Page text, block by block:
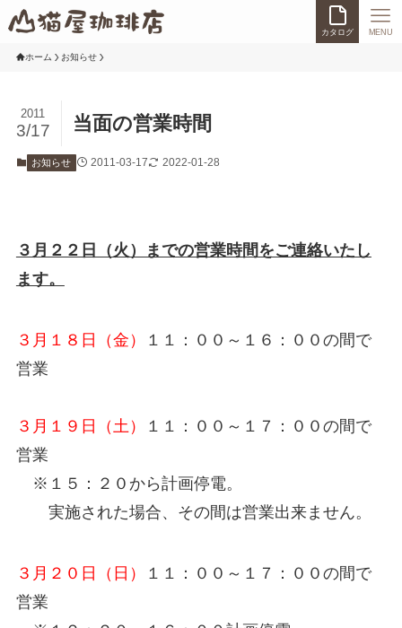
カタログ MENU
ホーム お知らせ
当面の営業時間
2011
3/17
お知らせ 2011-03-17 2022-01-28
３月２２日（火）までの営業時間をご連絡いたし
ます。
３月１８日（金）
１１：００～１６：００の間で
営業
３月１９日（土）
１１：００～１７：００の間で
営業
※１５：２０から計画停電。
実施された場合、その間は営業出来ません。
３月２０日（日）
１１：００～１７：００の間で
営業